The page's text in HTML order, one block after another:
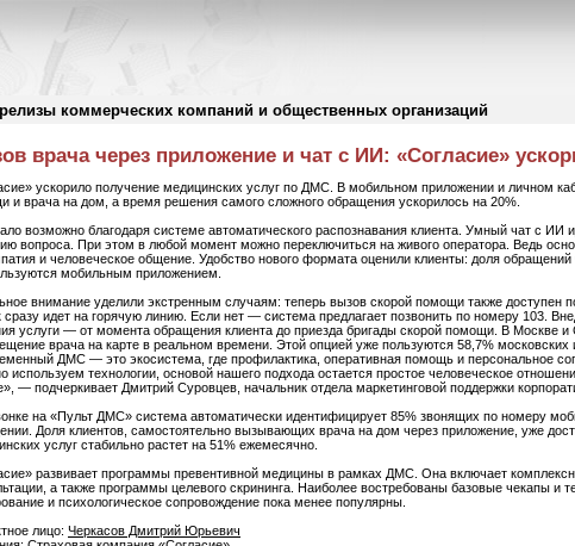
коммерческих компаний и общественных организаций
релизы//
врача через приложение и чат с ИИ: «Согласие»
ускорило получение медицинских услуг по ДМС. В мобильном приложении и личном
и врача на дом, а время решения самого сложного обращения ускорилось на 20%.
возможно благодаря системе автоматического распознавания клиента. Умный чат с ИИ
вопроса. При этом в любой момент можно переключиться на живого оператора. Ведь
и человеческое общение. Удобство нового формата оценили клиенты: доля
мобильным приложением.
внимание уделили экстренным случаям: теперь вызов скорой помощи также доступен
сразу идет на горячую линию. Если нет — система предлагает позвонить по номеру 103.
услуги — от момента обращения клиента до приезда бригады скорой помощи. В Москве и
врача на карте в реальном времени. Этой опцией уже пользуются 58,7% московских
ДМС — это экосистема, где профилактика, оперативная помощь и персональное
используем технологии, основой нашего подхода остается простое человеческое
— подчеркивает Дмитрий Суровцев, начальник отдела маркетинговой поддержки
на «Пульт ДМС» система автоматически идентифицирует 85% звонящих по номеру
Доля клиентов, самостоятельно вызывающих врача на дом через приложение, уже
услуг стабильно растет на 51% ежемесячно.
развивает программы превентивной медицины в рамках ДМС. Она включает
а также программы целевого скрининга. Наиболее востребованы базовые чекапы и
и психологическое сопровождение пока менее популярны.
лицо: Черкасов Дмитрий Юрьевич